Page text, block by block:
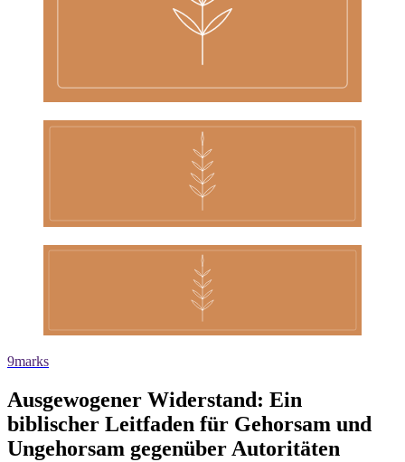
9marks
Ausgewogener Widerstand: Ein
biblischer Leitfaden für Gehorsam und
Ungehorsam gegenüber Autoritäten